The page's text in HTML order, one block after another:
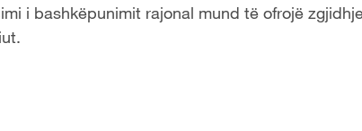
i bashkëpunimit rajonal mund të ofrojë